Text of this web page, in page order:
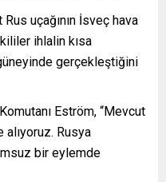
uçağının İsveç hava
ihlalin kısa
gerçekleştiğini
Eström, “Mevcut
alıyoruz. Rusya
bir eylemde